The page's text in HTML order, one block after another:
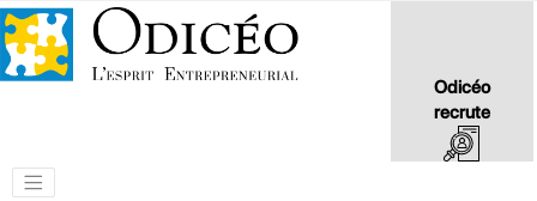
Odicéo
recrute